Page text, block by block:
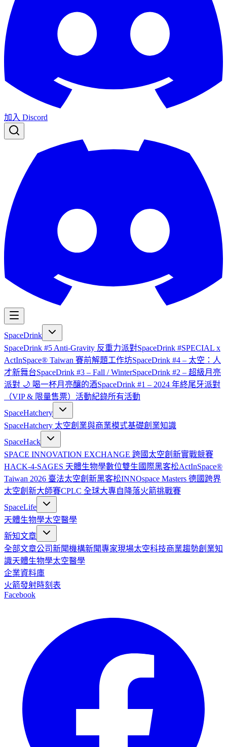
加入 Discord
SpaceDrink
SpaceDrink #5 Anti-Gravity 反重力派對SpaceDrink #SPECIAL x
ActInSpace® Taiwan 賽前解題工作坊SpaceDrink #4 – 太空：人
才新舞台SpaceDrink #3 – Fall / WinterSpaceDrink #2 – 超級月亮
派對 🌙 喝一杯月亮釀的酒SpaceDrink #1 – 2024 年終尾牙派對
（VIP & 限量售票） 活動紀錄所有活動
SpaceHatchery
SpaceHatchery 太空創業與商業模式基礎創業知識
SpaceHack
SPACE INNOVATION EXCHANGE 跨國太空創新實戰競賽
HACK-4-SAGES 天體生物學數位雙生國際黑客松ActInSpace®
Taiwan 2026 臺法太空創新黑客松INNOspace Masters 德國跨界
太空創新大師賽CPLC 全球大專自降落火箭挑戰賽
SpaceLife
天體生物學太空醫學
新知文章
全部文章公司新聞機構新聞專家現場太空科技商業趨勢創業知
識天體生物學太空醫學
企業資料庫
火箭發射時刻表
Facebook